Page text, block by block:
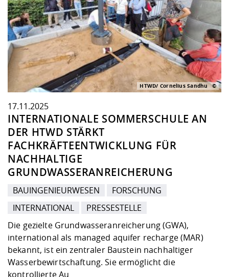
INTERNATIONALE SOMMERSCHULE AN
DER HTWD STÄRKT
FACHKRÄFTEENTWICKLUNG FÜR
NACHHALTIGE
GRUNDWASSERANREICHERUNG
17.11.2025
BAUINGENIEURWESEN
FORSCHUNG
INTERNATIONAL
PRESSESTELLE
Die gezielte Grundwasseranreicherung (GWA),
international als managed aquifer recharge (MAR)
bekannt, ist ein zentraler Baustein nachhaltiger
Wasserbewirtschaftung. Sie ermöglicht die
kontrollierte Au
HTWD/ Cornelius Sandhu